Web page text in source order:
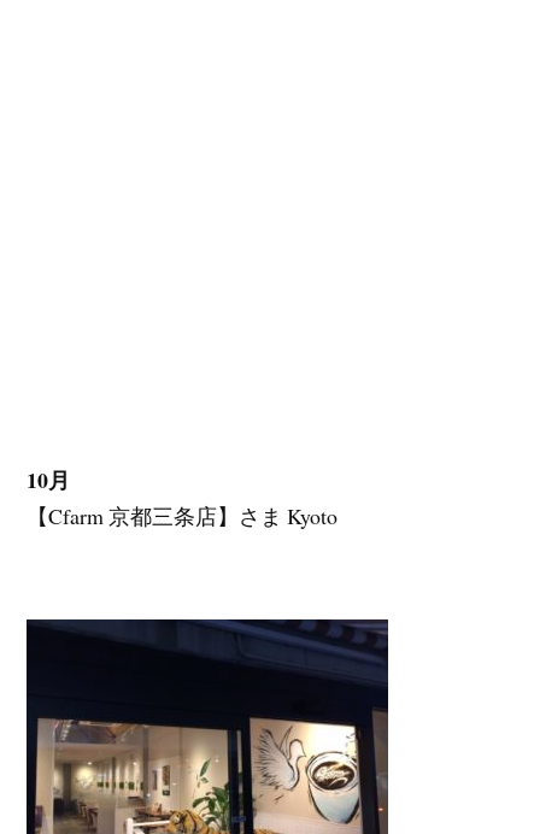
10月
【Cfarm 京都三条店】さま Kyoto